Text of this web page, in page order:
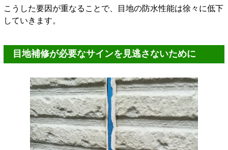
こうした要因が重なることで、目地の防水性能は徐々に低下
していきます。
目地補修が必要なサインを見逃さないために